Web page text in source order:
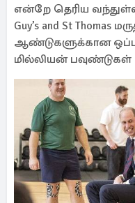
என்றே தெரிய
Guy’s and St Thomas
ஆண்டுகளுக்கான
மில்லியன் பவுண்டுகள்